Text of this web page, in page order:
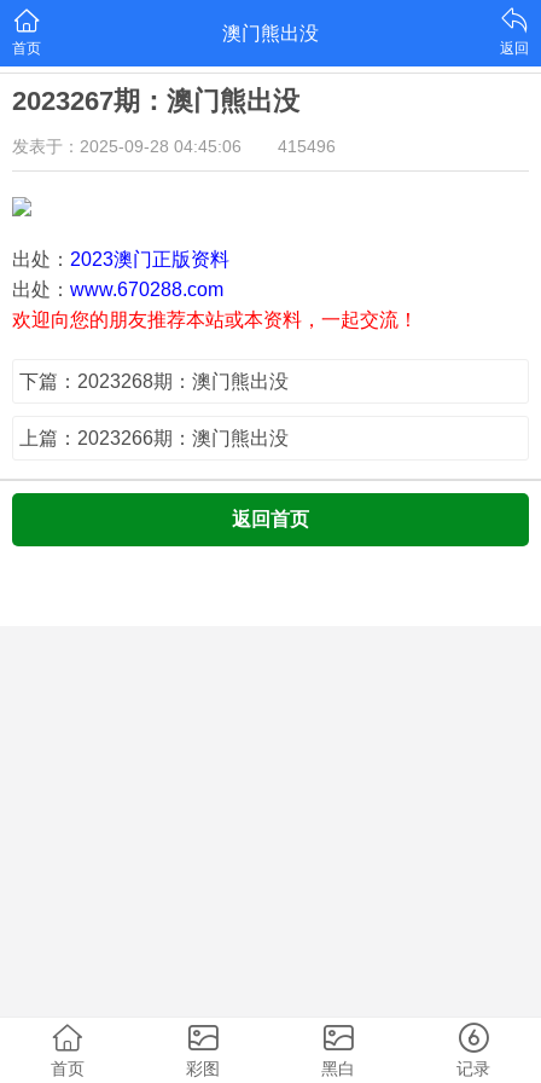
首页
澳门熊出没
返回
2023267期：澳门熊出没
发表于：2025-09-28 04:45:06 415496
出处： 2023澳门正版资料
出处： www.670288.com
欢迎向您的朋友推荐本站或本资料，一起交流！
下篇：2023268期：澳门熊出没
上篇：2023266期：澳门熊出没
返回首页
首页 彩图 黑白 记录